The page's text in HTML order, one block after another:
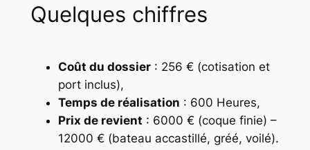
Quelques chiffres
Coût du dossier: 256 € (cotisation et
port inclus),
Temps de réalisation : 600 Heures,
Prix de revient : 6000 € (coque finie) –
12000 € (bateau accastillé, gréé, voilé).